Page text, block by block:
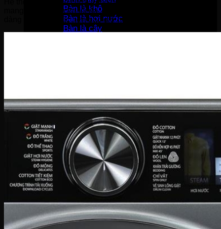
Bàn là khô
Bàn là hơi nước
Bàn là cây
Lò nướng
Máy rửa bát
Máy sấy bát
Bộ nồi
Nồi chiên không dầu
Nồi cơm-Bếp
Nồi cơm điện
Máy lọc không khí
Nồi áp suất
Bếp gas
Bếp từ
Bếp hồng ngoại
Bếp hỗn hợp quang – từ
Hệ thống hai ngăn chứa riêng biệt cho nước giặt và nước xả
mang đến sự tiện lợi tối đa, giúp việc giặt giũ trở nên dễ
dàng và chuẩn xác hơn bao giờ hết.